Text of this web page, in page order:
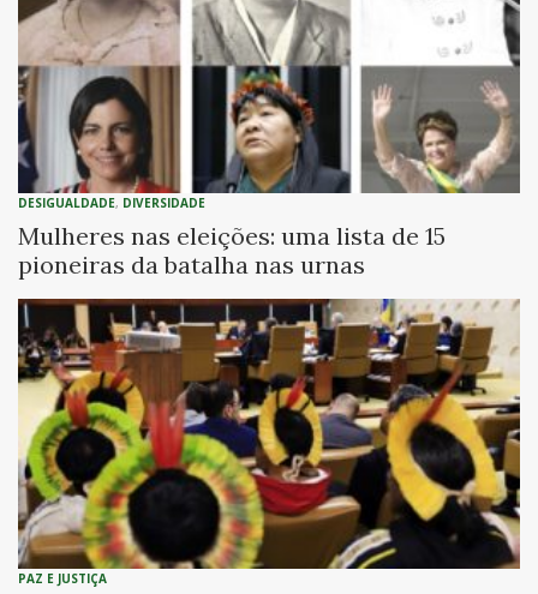
DESIGUALDADE, DIVERSIDADE
Mulheres nas eleições: uma lista de 15
pioneiras da batalha nas urnas
PAZ E JUSTIÇA